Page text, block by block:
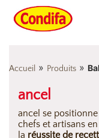
Accueil » Produits »
ancel
ancel se positionne
chefs et artisans
la réussite de